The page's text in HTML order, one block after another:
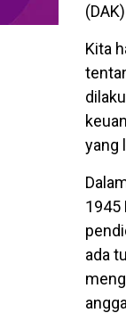
Kita
yang
1945
ada